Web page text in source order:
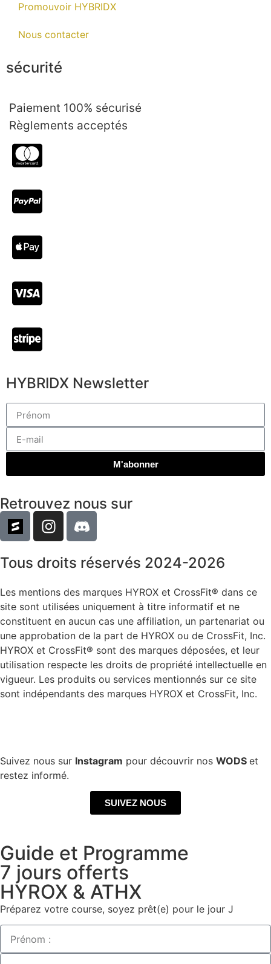
Promouvoir HYBRIDX
Nous contacter
sécurité
Paiement 100% sécurisé
Règlements acceptés
HYBRIDX Newsletter
M'abonner
Retrouvez nous sur
Tous droits réservés 2024-2026
Les mentions des marques HYROX et CrossFit® dans ce
site sont utilisées uniquement à titre informatif et ne
constituent en aucun cas une affiliation, un partenariat ou
une approbation de la part de HYROX ou de CrossFit, Inc.
HYROX et CrossFit® sont des marques déposées, et leur
utilisation respecte les droits de propriété intellectuelle en
vigueur. Les produits ou services mentionnés sur ce site
sont indépendants des marques HYROX et CrossFit, Inc.
Suivez nous sur Instagram pour découvrir nos WODS et
restez informé.
SUIVEZ NOUS
Guide et Programme
7 jours offerts
HYROX & ATHX
Préparez votre course, soyez prêt(e) pour le jour J